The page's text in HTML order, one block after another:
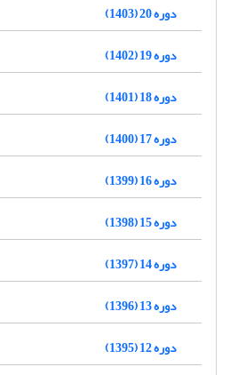
دوره 20 (1403)
دوره 19 (1402)
دوره 18 (1401)
دوره 17 (1400)
دوره 16 (1399)
دوره 15 (1398)
دوره 14 (1397)
دوره 13 (1396)
دوره 12 (1395)